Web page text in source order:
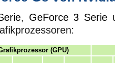
, GeForce 3 Serie
(GPU)